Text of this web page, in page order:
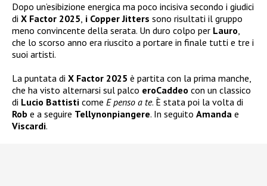
Dopo un’esibizione energica ma poco incisiva secondo i giudici
di X Factor 2025, i Copper Jitters sono risultati il gruppo
meno convincente della serata. Un duro colpo per Lauro,
che lo scorso anno era riuscito a portare in finale tutti e tre i
suoi artisti.
La puntata di X Factor 2025 è partita con la prima manche,
che ha visto alternarsi sul palco eroCaddeo con un classico
di Lucio Battisti come E penso a te. È stata poi la volta di
Rob e a seguire Tellynonpiangere. In seguito Amanda e
Viscardi.